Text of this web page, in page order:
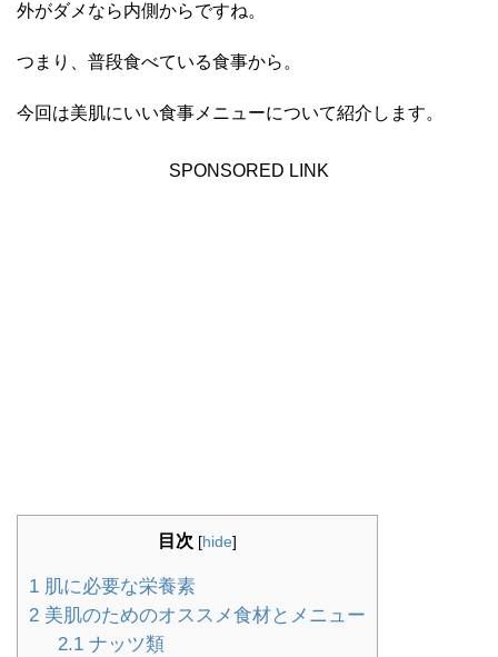
外がダメなら内側からですね。
つまり、普段食べている食事から。
今回は美肌にいい食事メニューについて紹介します。
SPONSORED LINK
目次 [hide]
1 肌に必要な栄養素
2 美肌のためのオススメ食材とメニュー
2.1ナッツ類